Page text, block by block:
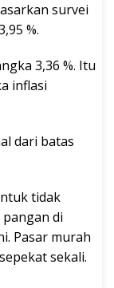
survei
%.
3,36 %. Itu
inflasi
dari batas
tidak
di
Pasar murah
sekali.